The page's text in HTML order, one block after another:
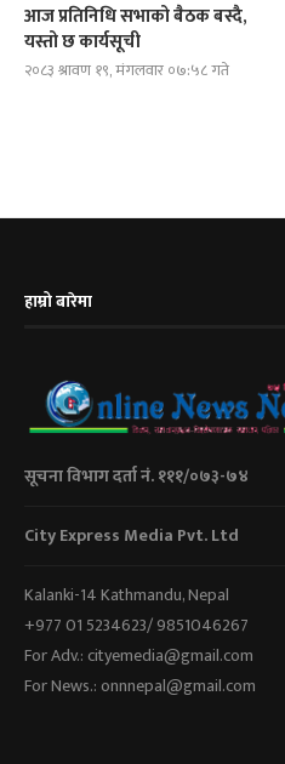
आज प्रतिनिधि सभाको बैठक बस्दै,
यस्तो छ कार्यसूची
२०८३ श्रावण १९, मंगलवार ०७:५८ गते
हाम्रो बारेमा
सूचना विभाग दर्ता नं. १११/०७३-७४
City Express Media Pvt. Ltd
Kalanki-14 Kathmandu, Nepal
+977 01 5234623/ 9851046267
For Adv.: cityemedia@gmail.com
For News.: onnnepal@gmail.com